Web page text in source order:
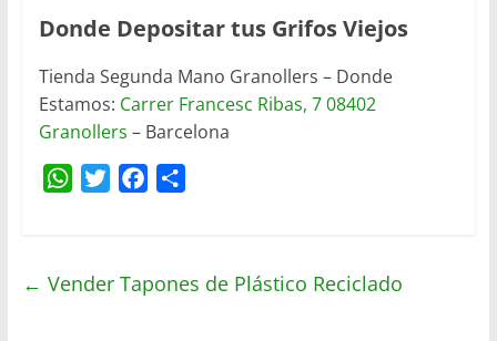
Donde Depositar tus Grifos Viejos
Tienda Segunda Mano Granollers – Donde
Estamos: Carrer Francesc Ribas, 7 08402
Granollers – Barcelona
W
s
t
b
a
← Vender Tapones de Plástico Reciclado